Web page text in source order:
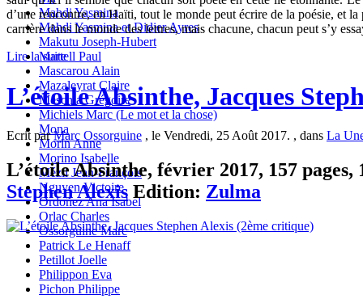
Mahdi Yasmina
Mahdi Yasmina et Didier Ayres
Makutu Joseph-Hubert
Martell Paul
Mascarou Alain
Mazaleyrat Claire
Meschia Grégoire
Michiels Marc (Le mot et la chose)
Mona
Morin Anne
Morino Isabelle
Mézil Jean-François
Nguyen Victoire
Ordoñez Ana Isabel
Orlac Charles
Ossorguine Marc
Patrick Le Henaff
Petillot Joelle
Philippon Eva
Pichon Philippe
d’une rencontre, en Haïti, tout le monde peut écrire de la poésie, et
carrière dans le monde des lettres, mais chacune, chacun peut s’y
Lire la suite
L’étoile Absinthe, Jacques
Ecrit parMarc Ossorguine , le Vendredi, 25 Août 2017. , dans La
L’étoile Absinthe, février 2017, 157 pages,
Stephen Alexis Edition: Zulma